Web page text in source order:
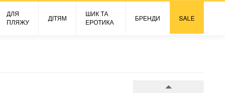
ДЛЯ
ПЛЯЖУ
ДІТЯМ
ШИК ТА
ЕРОТИКА
БРЕНДИ SALE